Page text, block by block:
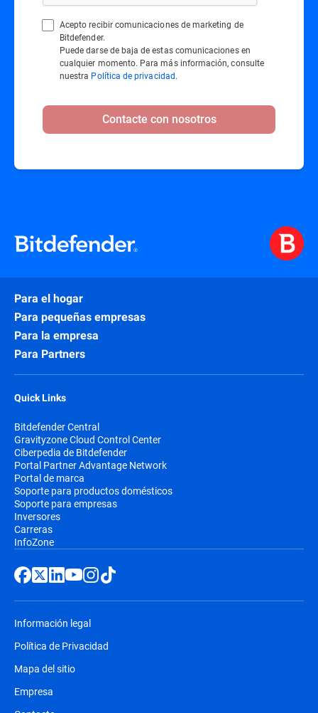
Acepto recibir comunicaciones de marketing de
Bitdefender.
Puede darse de baja de estas comunicaciones en
cualquier momento. Para más información, consulte
nuestra Política de privacidad.
Contacte con nosotros
Para el hogar
Para pequeñas empresas
Para la empresa
Para Partners
Quick Links
Bitdefender Central
Gravityzone Cloud Control Center
Ciberpedia de Bitdefender
Portal Partner Advantage Network
Portal de marca
Soporte para productos domésticos
Soporte para empresas
Inversores
Carreras
InfoZone
Información legal
Política de Privacidad
Mapa del sitio
Empresa